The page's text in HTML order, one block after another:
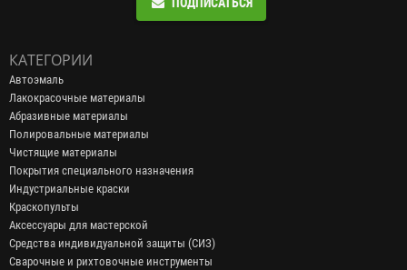
ПОДПИСАТЬСЯ
КАТЕГОРИИ
Автоэмаль
Лакокрасочные материалы
Абразивные материалы
Полировальные материалы
Чистящие материалы
Покрытия специального назначения
Индустриальные краски
Краскопульты
Аксессуары для мастерской
Средства индивидуальной защиты (СИЗ)
Сварочные и рихтовочные инструменты